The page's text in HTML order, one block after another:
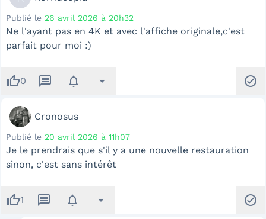
Publié le 26 avril 2026 à 20h32
Ne l'ayant pas en 4K et avec l'affiche originale,c'est
parfait pour moi :)
thumb_up0 message notifications arrow_drop_down check_circle
Cronosus
Publié le 20 avril 2026 à 11h07
Je le prendrais que s'il y a une nouvelle restauration
sinon, c'est sans intérêt
thumb_up1 message notifications arrow_drop_down check_circle